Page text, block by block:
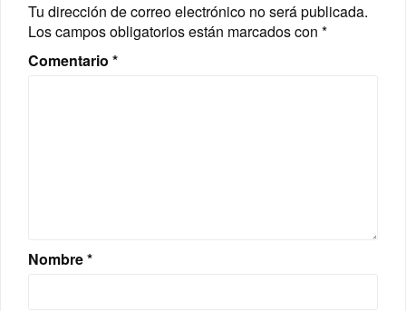
Tu dirección de correo electrónico no será publicada.
Los campos obligatorios están marcados con *
Comentario *
Nombre*